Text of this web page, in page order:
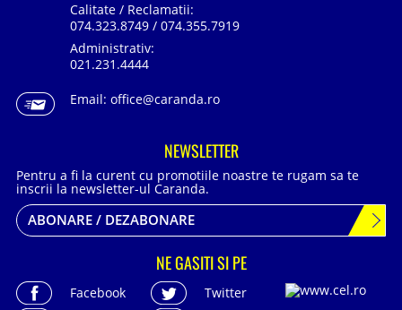
Calitate / Reclamatii:
074.323.8749 / 074.355.7919
Administrativ:
021.231.4444
Email: office@caranda.ro
NEWSLETTER
Pentru a fi la curent cu promotiile noastre te rugam sa te
inscrii la newsletter-ul Caranda.
ABONARE / DEZABONARE
NE GASITI SI PE
Facebook
Twitter